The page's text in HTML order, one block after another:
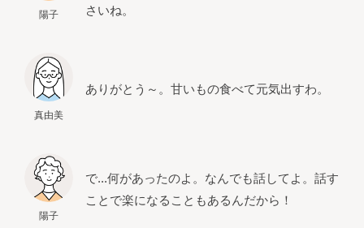
陽子
さいね。
真由美
ありがとう～。甘いもの食べて元気出すわ。
陽子
で...何があったのよ。なんでも話してよ。話す
ことで楽になることもあるんだから！